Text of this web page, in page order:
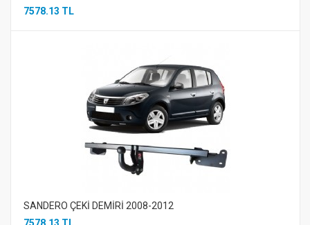
7578.13 TL
SANDERO ÇEKİ DEMİRİ 2008-2012